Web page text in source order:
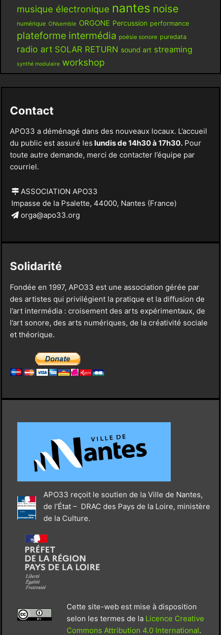
musique électronique nantes noise
numérique ONsemble ORGONE Percussion performance
plateforme intermédia poésie sonore puredata
radio art SOLAR RETURN sound art streaming
synthé modulaire workshop
Contact
APO33 a déménagé dans des nouveaux locaux. L’accueil
du public est assuré les lundis de 14h30 à 17h30.Pour
toute autre demande, merci de contacter l’équipe par
courriel.
ASSOCIATION APO33
Impasse de la Psalette, 44000, Nantes (France)
orga@apo33.org
Solidarité
Fondée en 1997, APO33 est une association gérée par
des artistes qui privilégient la pratique et la diffusion de
l’art intermédia : croisement des arts expérimentaux, de
l’art sonore, des arts numériques, de la créativité sociale
et théorique.
APO33 reçoit le soutien de la Ville de Nantes,
de l’État – DRAC des Pays de la Loire, ministère
de la Culture.
Cette site-web est mise à disposition
selon les termes de la Licence Creative
Commons Attribution 4.0 International.